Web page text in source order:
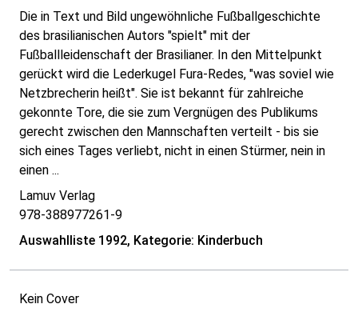
Die in Text und Bild ungewöhnliche Fußballgeschichte
des brasilianischen Autors "spielt" mit der
Fußballleidenschaft der Brasilianer. In den Mittelpunkt
gerückt wird die Lederkugel Fura-Redes, "was soviel wie
Netzbrecherin heißt". Sie ist bekannt für zahlreiche
gekonnte Tore, die sie zum Vergnügen des Publikums
gerecht zwischen den Mannschaften verteilt - bis sie
sich eines Tages verliebt, nicht in einen Stürmer, nein in
einen ...
Lamuv Verlag
978-388977261-9
Auswahlliste 1992, Kategorie: Kinderbuch
Kein Cover